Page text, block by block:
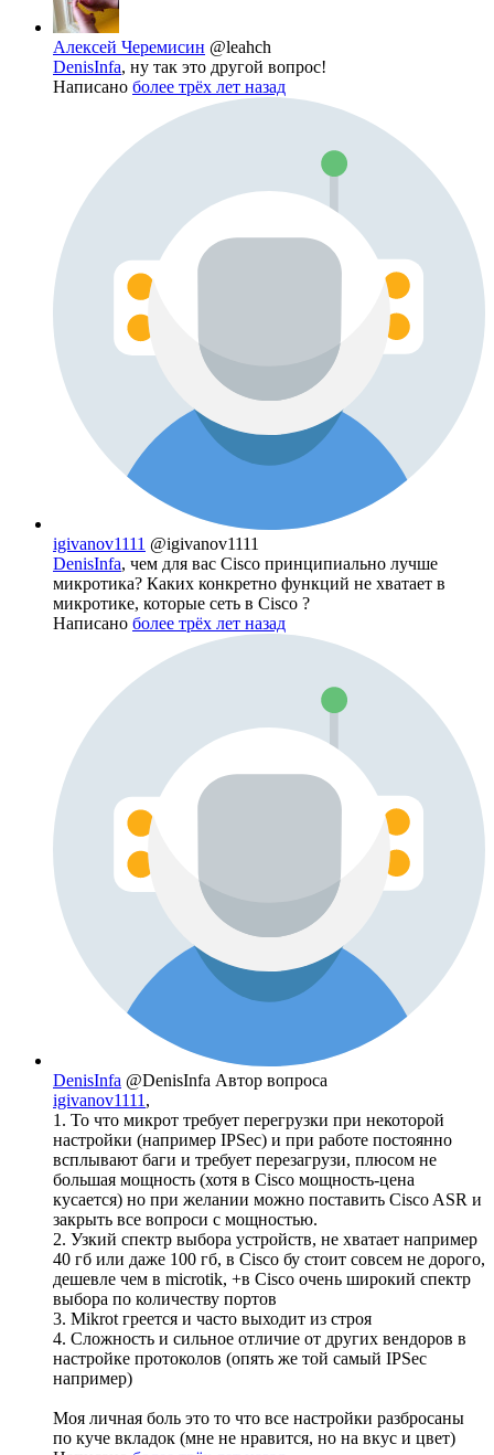
Алексей Черемисин @leahch
DenisInfa, ну так это другой вопрос!
Написано более трёх лет назад
igivanov1111 @igivanov1111
DenisInfa, чем для вас Cisco принципиально лучше
микротика? Каких конкретно функций не хватает в
микротике, которые сеть в Cisco ?
Написано более трёх лет назад
DenisInfa @DenisInfa Автор вопроса
igivanov1111 ,
1. То что микрот требует перегрузки при некоторой
настройки (например IPSec) и при работе постоянно
всплывают баги и требует перезагрузи, плюсом не
большая мощность (хотя в Cisco мощность-цена
кусается) но при желании можно поставить Cisco ASR и
закрыть все вопроси с мощностью.
2. Узкий спектр выбора устройств, не хватает например
40 гб или даже 100 гб, в Cisco бу стоит совсем не дорого,
дешевле чем в microtik, +в Cisco очень широкий спектр
выбора по количеству портов
3. Mikrot греется и часто выходит из строя
4. Сложность и сильное отличие от других вендоров в
настройке протоколов (опять же той самый IPSec
например)
Моя личная боль это то что все настройки разбросаны
по куче вкладок (мне не нравится, но на вкус и цвет)